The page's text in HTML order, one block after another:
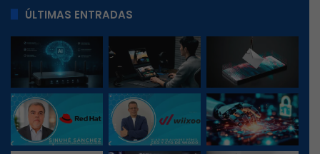
ÚLTIMAS ENTRADAS